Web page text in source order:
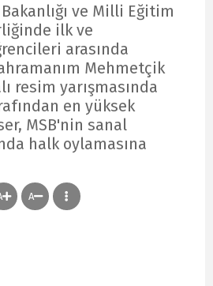
ve Milli Eğitim
ilk ve
arasında
Mehmetçik
resim yarışmasında
en yüksek
MSB'nin sanal
halk oylamasına
A